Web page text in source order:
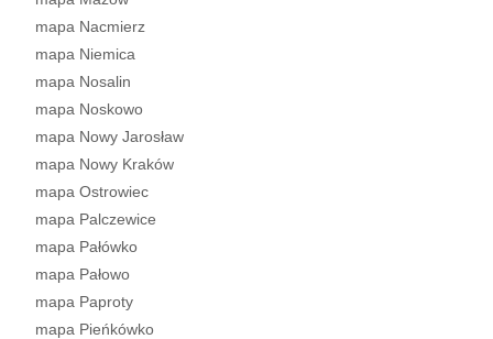
mapa Nacmierz
mapa Niemica
mapa Nosalin
mapa Noskowo
mapa Nowy Jarosław
mapa Nowy Kraków
mapa Ostrowiec
mapa Palczewice
mapa Pałówko
mapa Pałowo
mapa Paproty
mapa Pieńkówko